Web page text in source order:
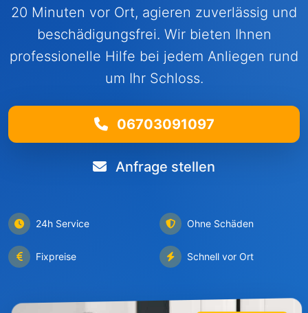
20 Minuten vor Ort, agieren zuverlässig und
beschädigungsfrei. Wir bieten Ihnen
professionelle Hilfe bei jedem Anliegen rund
um Ihr Schloss.
06703091097
Anfrage stellen
24h Service Ohne Schäden
Fixpreise Schnell vor Ort